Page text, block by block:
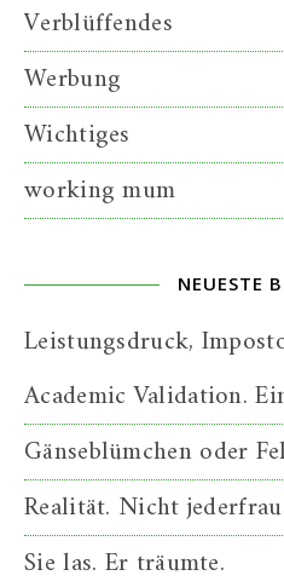
Verblüffendes
Werbung
Wichtiges
working mum
NEUESTE
Leistungsdruck,
Academic Validation.
Gänseblümchen oder
Realität. Nicht
Sie las. Er träumte.